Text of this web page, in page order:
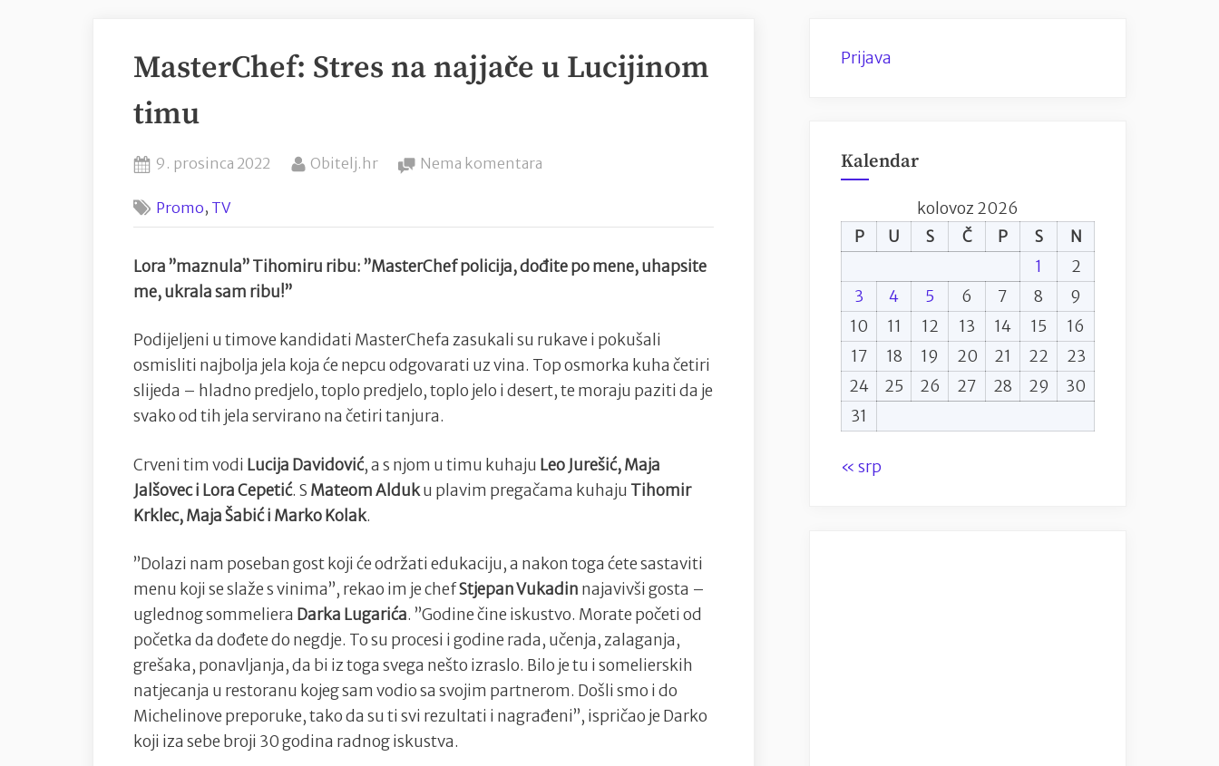
MasterChef: Stres na najjače u Lucijinom
timu
Posted
9. prosinca 2022 By
Obitelj.hr Nema komentara
najjače
timu
Promo, TV
Lora ”maznula” Tihomiru ribu: ”MasterChef policija, dođite po mene, uhapsite
me, ukrala sam ribu!”
Podijeljeni u timove kandidati MasterChefa zasukali su rukave i pokušali
osmisliti najbolja jela koja će nepcu odgovarati uz vina. Top osmorka kuha četiri
slijeda – hladno predjelo, toplo predjelo, toplo jelo i desert, te moraju paziti da je
svako od tih jela servirano na četiri tanjura.
Crveni tim vodi Lucija Davidović, a s njom u timu kuhaju Leo Jurešić, Maja
Jalšovec i Lora Cepetić. S Mateom Alduku plavim pregačama kuhaju Tihomir
Krklec, Maja Šabić i Marko Kolak.
”Dolazi nam poseban gost koji će održati edukaciju, a nakon toga ćete sastaviti
menu koji se slaže s vinima”, rekao im je chefStjepan Vukadin najavivši gosta –
uglednog sommeliera Darka Lugarića. ”Godine čine iskustvo. Morate početi od
početka da dođete do negdje. To su procesi i godine rada, učenja, zalaganja,
grešaka, ponavljanja, da bi iz toga svega nešto izraslo. Bilo je tu i somelierskih
natjecanja u restoranu kojeg sam vodio sa svojim partnerom. Došli smo i do
Michelinove preporuke, tako da su ti svi rezultati i nagrađeni”, ispričao je Darko
koji iza sebe broji 30 godina radnog iskustva.
Prijava
Kalendar
kolovoz 2026
P
U S Č P S
N
1
2
3
4 5 6 7 8
9
10
11 12 13 14 15
16
17
18 19 20 21 22
23
24
25 26 27 28 29
30
31
« srp